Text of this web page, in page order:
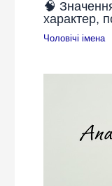
🧠
характер,
Чоловічі імена